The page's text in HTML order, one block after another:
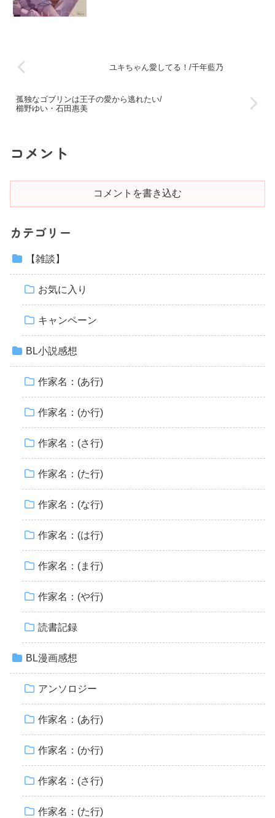
ユキちゃん愛してる！/千年藍乃
孤独なゴブリンは王子の愛から逃れたい/
櫛野ゆい・石田惠美
コメント
コメントを書き込む
カテゴリー
【雑談】
お気に入り
キャンペーン
BL小説感想
作家名：(あ行)
作家名：(か行)
作家名：(さ行)
作家名：(た行)
作家名：(な行)
作家名：(は行)
作家名：(ま行)
作家名：(や行)
読書記録
BL漫画感想
アンソロジー
作家名：(あ行)
作家名：(か行)
作家名：(さ行)
作家名：(た行)